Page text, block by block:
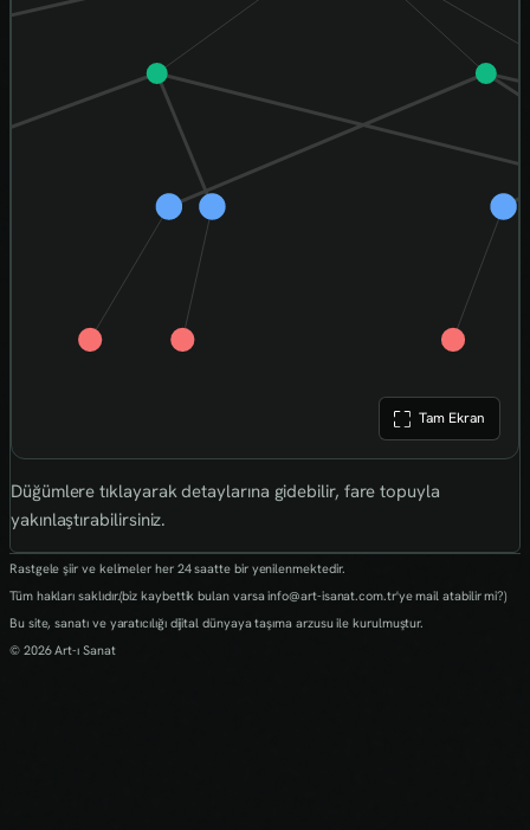
Tam Ekran
Düğümlere tıklayarak detaylarına gidebilir, fare topuyla
yakınlaştırabilirsiniz.
Rastgele şiir ve kelimeler her 24 saatte bir yenilenmektedir.
Tüm hakları saklıdır.(biz kaybettik bulan varsa info@art-isanat.com.tr'ye mail atabilir mi?)
Bu site, sanatı ve yaratıcılığı dijital dünyaya taşıma arzusu ile kurulmuştur.
© 2026 Art-ı Sanat